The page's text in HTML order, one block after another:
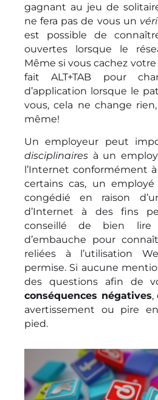
gagnant au jeu de
ne fera pas de vous un
est possible de
ouvertes lorsque le
Même si vous cachez
fait ALT+TAB pour
d’application lorsque le
vous, cela ne change rien,
même!
Un employeur peut
disciplinaires à un
l’Internet conformément
certains cas, un
congédié en raison
d’Internet à des fins
conseillé de bien lire
d’embauche pour
reliées à l’utilisation
permise. Si aucune
des questions afin de
conséquences négatives,
avertissement ou pire
pied.